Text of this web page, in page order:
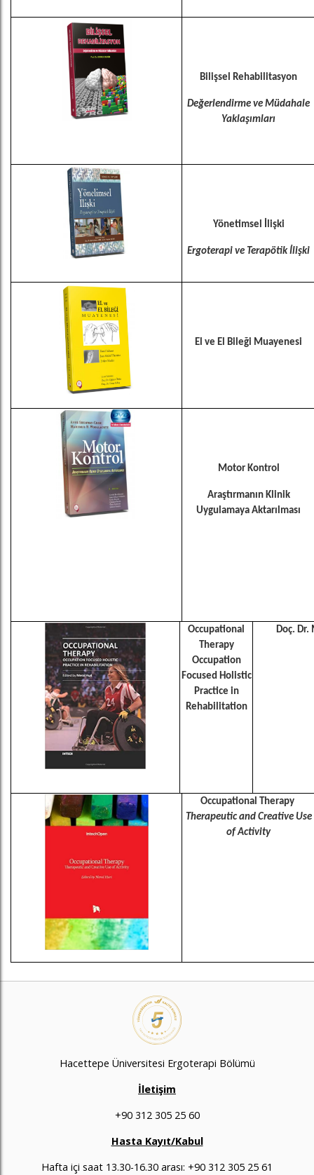
Bilişsel Rehabilitasyon
Değerlendirme ve Müdahale
Yaklaşımları
Yönetimsel İlişki
Ergoterapi ve Terapötik İlişki
El ve El Bileği Muayenesi
Motor Kontrol
Araştırmanın Klinik
Uygulamaya Aktarılması
Occupational
Therapy
Occupation
Focused Holistic
Practice in
Rehabilitation
Doç. Dr.
Occupational Therapy
Therapeutic and Creative Use
of Activity
Hacettepe Üniversitesi Ergoterapi Bölümü
İletişim
+90 312 305 25 60
Hasta Kayıt/Kabul
Hafta içi saat 13.30-16.30 arası: +90 312 305 25 61